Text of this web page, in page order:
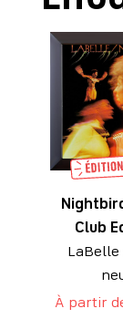
Club
À partir